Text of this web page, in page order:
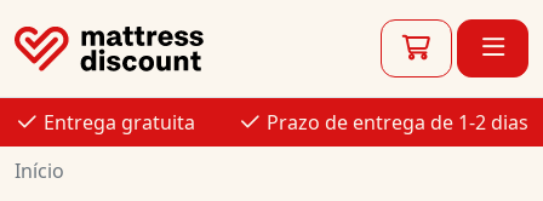
Entrega gratuita
Prazo de entrega de 1-2 dias
Início